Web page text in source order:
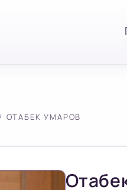
ОТАБЕК УМАРОВ